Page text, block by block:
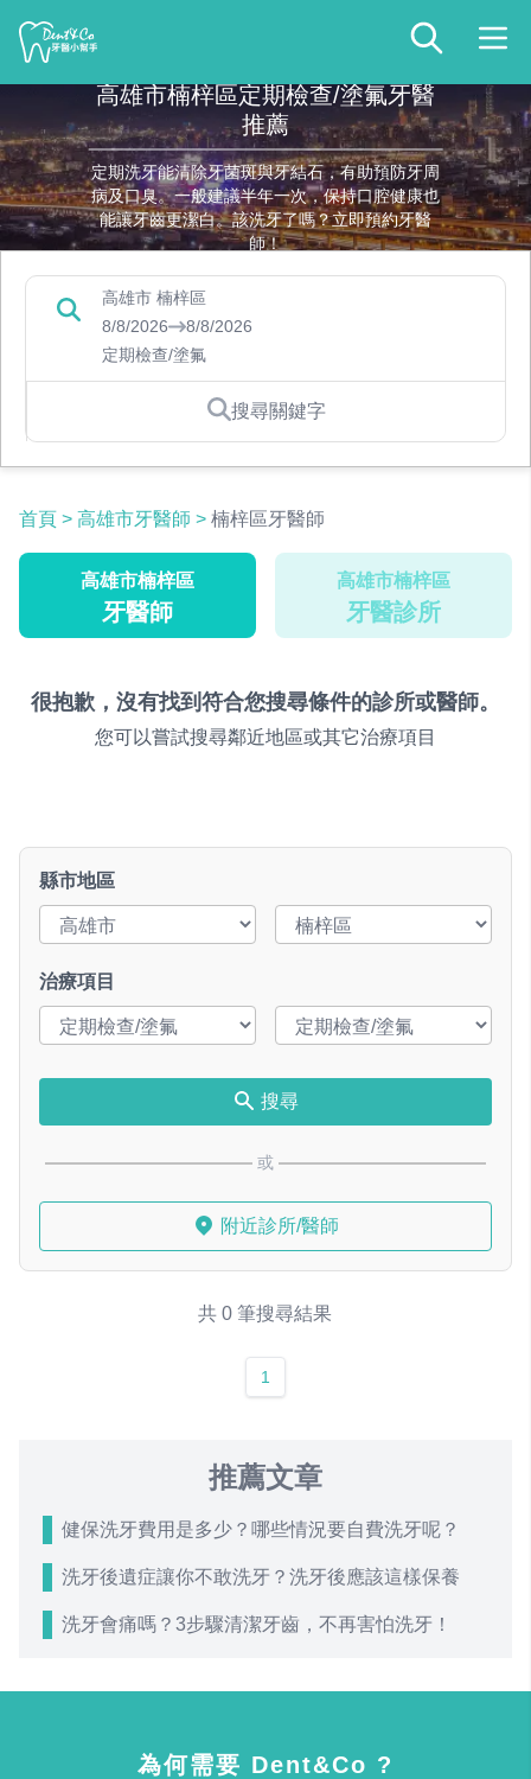
高雄市楠梓區定期檢查/塗氟牙醫
推薦
定期洗牙能清除牙菌斑與牙結石，有助預防牙周
病及口臭。一般建議半年一次，保持口腔健康也
能讓牙齒更潔白。該洗牙了嗎？立即預約牙醫
師！
高雄市 楠梓區
8/8/2026
8/8/2026
定期檢查/塗氟
搜尋關鍵字
首頁 > 高雄市牙醫師 > 楠梓區牙醫師
高雄市楠梓區
牙醫師
高雄市楠梓區
牙醫診所
很抱歉，沒有找到符合您搜尋條件的診所或醫師。
您可以嘗試搜尋鄰近地區或其它治療項目
縣市地區
治療項目
搜尋
或
附近診所/醫師
共 0 筆搜尋結果
1
推薦文章
健保洗牙費用是多少？哪些情況要自費洗牙呢？
洗牙後遺症讓你不敢洗牙？洗牙後應該這樣保養
洗牙會痛嗎？3步驟清潔牙齒，不再害怕洗牙！
為何需要 Dent&Co ?